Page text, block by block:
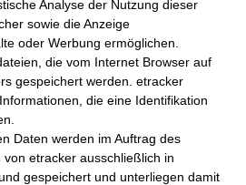
Analyse der Nutzung dieser
sowie die Anzeige
oder Werbung ermöglichen.
die vom Internet Browser auf
gespeichert werden. etracker
die eine Identifikation
Daten werden im Auftrag des
etracker ausschließlich in
gespeichert und unterliegen damit